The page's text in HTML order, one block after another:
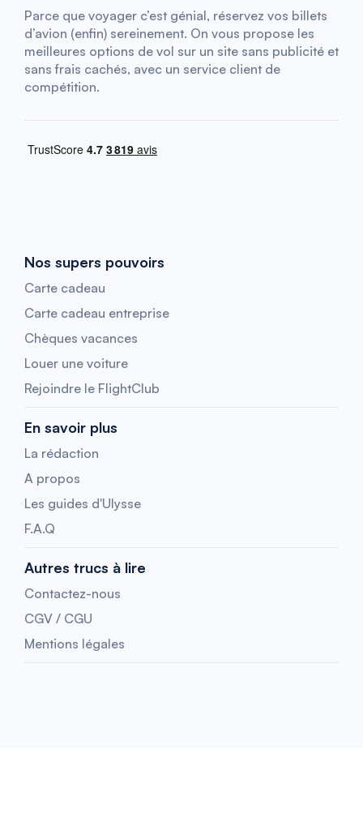
Parce que voyager c’est génial, réservez vos billets
d’avion (enfin) sereinement. On vous propose les
meilleures options de vol sur un site sans publicité et
sans frais cachés, avec un service client de
compétition.
Nos supers pouvoirs
Carte cadeau
Carte cadeau entreprise
Chèques vacances
Louer une voiture
Rejoindre le FlightClub
En savoir plus
La rédaction
A propos
Les guides d'Ulysse
F.A.Q
Autres trucs à lire
Contactez-nous
CGV / CGU
Mentions légales